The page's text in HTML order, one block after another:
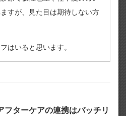
すが、見た目は期待しない方
はいると思います。
フターケアの連携はバッチリ